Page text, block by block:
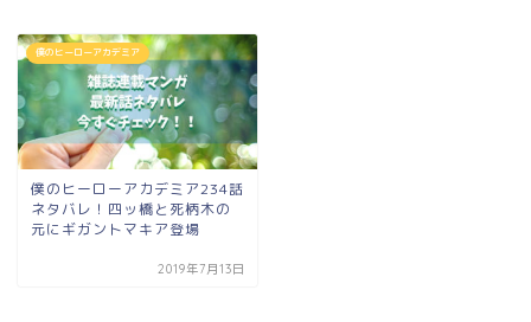
僕のヒーローアカデミア
僕のヒーローアカデミア234話
ネタバレ！四ッ橋と死柄木の
元にギガントマキア登場
2019年7月13日